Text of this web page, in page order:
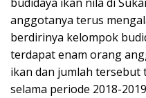
anggotanya terus
berdirinya kelompok
terdapat enam orang
ikan dan jumlah tersebut
selama periode 2018-